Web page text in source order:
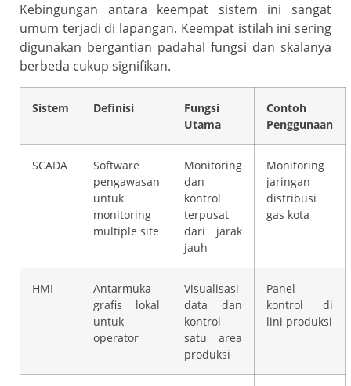
Kebingungan antara keempat sistem ini sangat
umum terjadi di lapangan. Keempat istilah ini sering
digunakan bergantian padahal fungsi dan skalanya
berbeda cukup signifikan.
Sistem Definisi
Fungsi
Utama
Contoh
Penggunaan
SCADA
Software
pengawasan
untuk
monitoring
multiple site
Monitoring
dan
kontrol
terpusat
dari jarak
jauh
Monitoring
jaringan
distribusi
gas kota
HMI
Antarmuka
grafis lokal
untuk
operator
Visualisasi
data dan
kontrol
satu area
produksi
Panel
kontrol di
lini produksi